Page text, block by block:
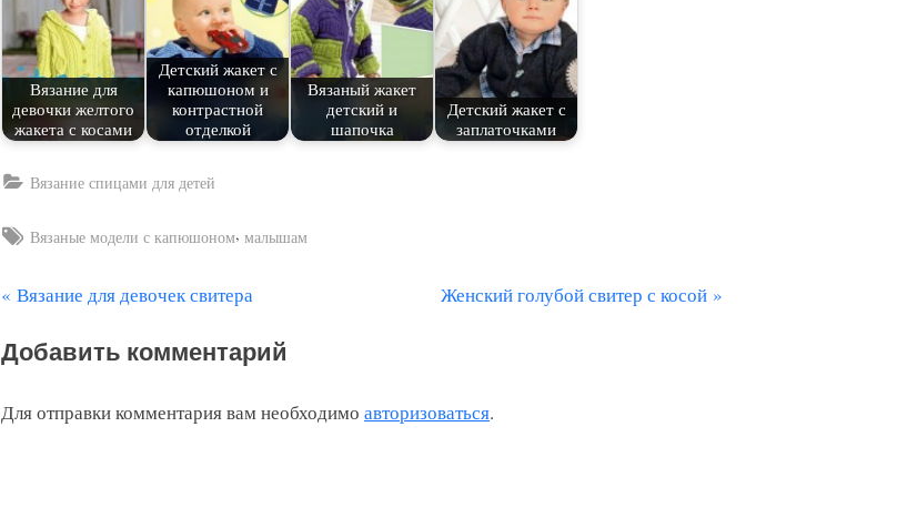
Вязание для
девочки желтого
жакета с косами
Детский жакет с
капюшоном и
контрастной
отделкой
Вязаный жакет
детский и
шапочка
Детский жакет с
заплаточками
Вязание спицами для детей
Tags:
Вязаные модели с капюшоном, малышам
Навигация
по
записям
П
е
ы
Вязание для девочек свитера
С
у
Женский голубой свитер с косой
Добавить комментарий
Для отправки комментария вам необходимо авторизоваться.